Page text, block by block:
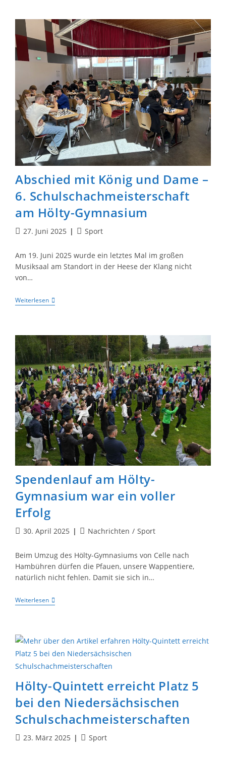
Celle:
Die
Jahrgänge
10
Bis
12
Messen
Sich
Beim
Schulinternen
Fußballturnier
Abschied mit König und Dame –
6. Schulschachmeisterschaft
am Hölty-Gymnasium
Beitrag
27. Juni 2025
Beitrags-
Sport
Am 19. Juni 2025 wurde ein letztes Mal im großen
Musiksaal am Standort in der Heese der Klang nicht
von…
WeiterlesenAbschied
Mit
–
6.
Schulschachmeisterschaft
Am
Hölty-
Gymnasium
Spendenlauf am Hölty-
Gymnasium war ein voller
Erfolg
Beitrag
30. April 2025
Beitrags-
Nachrichten / Sport
Beim Umzug des Hölty-Gymnasiums von Celle nach
Hambühren dürfen die Pfauen, unsere Wappentiere,
natürlich nicht fehlen. Damit sie sich in…
WeiterlesenSpendenlauf
Am
Ein
Erfolg
Hölty-Quintett erreicht Platz 5
bei den Niedersächsischen
Schulschachmeisterschaften
Beitrag
23. März 2025
Beitrags-
Sport